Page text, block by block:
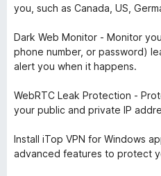
you, such as Canada, US,
Dark Web Monitor - Monitor
phone number, or password)
alert you when it happens.
WebRTC Leak Protection -
your public and private IP
Install iTop VPN for Windows
advanced features to protect